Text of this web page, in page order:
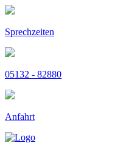
Sprechzeiten
05132 - 82880
Anfahrt